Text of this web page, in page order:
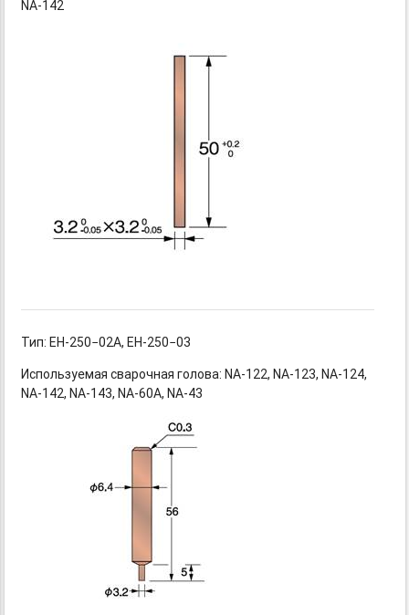
NA-142
Тип: EH-250−02A, EH-250−03
Используемая сварочнаяголова: NA-122, NA-123, NA-124,
NA-142, NA-143, NA-60A, NA-43